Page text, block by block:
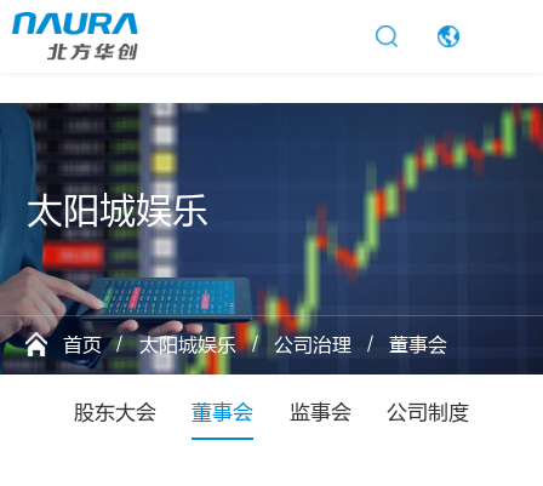
太阳城娱乐
太阳城娱乐
首页 太阳城娱乐 公司治理 董事会
股东大会 董事会 监事会 公司制度